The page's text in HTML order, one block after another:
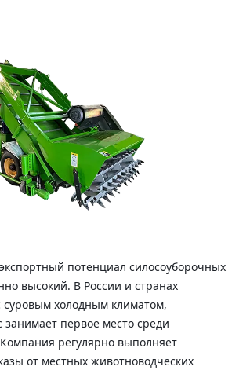
потенциал силосоуборочных
высокий. В России и странах
суровым холодным климатом,
первое место среди
регулярно выполняет
от местных животноводческих